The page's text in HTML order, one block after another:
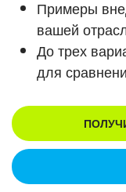
Примеры
вашей
До трех
для